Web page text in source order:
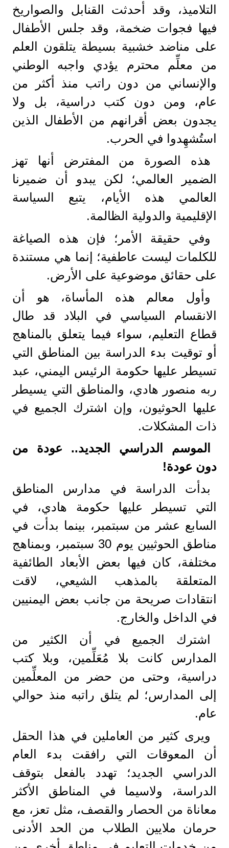
التلاميذ، وقد أحدثت القنابل والصواريخ
فيها فجوات ضخمة، وقد جلس الأطفال
على مناضد خشبية بسيطة يتلقون العلم
من معلِّم محترم يؤدي واجبه الوطني
والإنساني من دون راتب منذ أكثر من
عام، ومن دون كتب دراسية، بل ولا
يجدون بعض أقرانهم من الأطفال الذين
استُشهِدوا في الحرب.
هذه الصورة من المفترض أنها تهز
الضمير العالمي؛ لكن يبدو أن ضميرنا
العالمي هذه الأيام، يتبع السياسة
الإقليمية والدولية الظالمة.
وفي حقيقة الأمر؛ فإن هذه الصياغة
للكلمات ليست عاطفية؛ إنما هي مستندة
على حقائق موضوعية على الأرض.
وأول معالم هذه المأساة، هو أن
الانقسام السياسي في البلاد قد طال
قطاع التعليم، سواء فيما يتعلق بالمناهج
أو توقيت بدء الدراسة بين المناطق التي
تسيطر عليها حكومة الرئيس اليمني، عبد
ربه منصور هادي، والمناطق التي يسيطر
عليها الحوثيون، وإن اشترك الجميع في
ذات المشكلات.
الموسم الدراسي الجديد.. عودة من
دون عودة!
بدأت الدراسة في مدارس المناطق
التي تسيطر عليها حكومة هادي، في
السابع عشر من سبتمبر، بينما بدأت في
مناطق الحوثيين يوم 30 سبتمبر، وبمناهج
مختلفة، كان فيها بعض الأبعاد الطائفية
المتعلقة بالمذهب الشيعي، لاقت
انتقادات صريحة من جانب بعض اليمنيين
في الداخل والخارج.
اشترك الجميع في أن الكثير من
المدارس كانت بلا مُعَلِّمين، وبلا كتب
دراسية، وحتى من حضر من المعلِّمين
إلى المدارس؛ لم يتلق راتبه منذ حوالي
عام.
ويرى كثير من العاملين في هذا الحقل
أن المعوقات التي رافقت بدء العام
الدراسي الجديد؛ تهدد بالفعل بتوقف
الدراسة، ولاسيما في المناطق الأكثر
معاناة من الحصار والقصف، مثل تعز، مع
حرمان ملايين الطلاب من الحد الأدنى